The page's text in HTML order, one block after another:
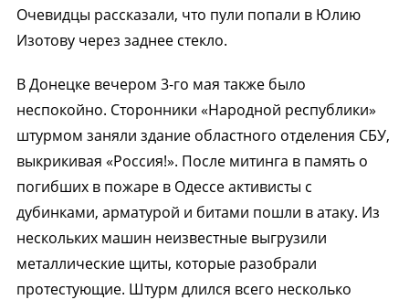
Очевидцы рассказали, что пули попали в Юлию
Изотову через заднее стекло.
В Донецке вечером 3-го мая также было
неспокойно. Сторонники «Народной республики»
штурмом заняли здание областного отделения СБУ,
выкрикивая «Россия!». После митинга в память о
погибших в пожаре в Одессе активисты с
дубинками, арматурой и битами пошли в атаку. Из
нескольких машин неизвестные выгрузили
металлические щиты, которые разобрали
протестующие. Штурм длился всего несколько